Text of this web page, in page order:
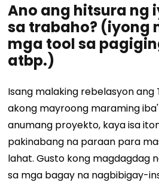
Ano ang hitsura ng
sa trabaho? (iyong
mga tool sa
atbp.)
Isang malaking rebelasyon ang
akong mayroong maraming
anumang proyekto, kaya isa
pakinabang na paraan para
lahat. Gusto kong magdagdag
sa mga bagay na nagbibigay-